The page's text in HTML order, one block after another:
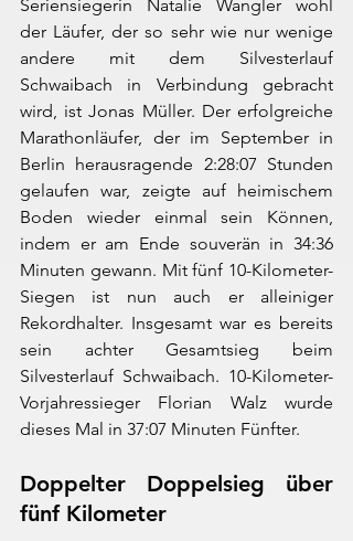
Seriensiegerin Natalie Wangler wohl
der Läufer, der so sehr wie nur wenige
andere mit dem Silvesterlauf
Schwaibach in Verbindung gebracht
wird, ist Jonas Müller. Der erfolgreiche
Marathonläufer, der im September in
Berlin herausragende 2:28:07 Stunden
gelaufen war, zeigte auf heimischem
Boden wieder einmal sein Können,
indem er am Ende souverän in 34:36
Minuten gewann. Mit fünf 10-Kilometer-
Siegen ist nun auch er alleiniger
Rekordhalter. Insgesamt war es bereits
sein achter Gesamtsieg beim
Silvesterlauf Schwaibach. 10-Kilometer-
Vorjahressieger Florian Walz wurde
dieses Mal in 37:07 Minuten Fünfter.
Doppelter Doppelsieg über
fünf Kilometer